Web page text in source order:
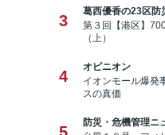
3
葛西優香の23区防
第３回【港区】
（上）
4
オピニオン
イオンモール爆発
スの真価
防災・危機管理ニ